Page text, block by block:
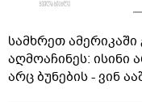
სამხრეთ
აღმოაჩინეს: ისინი
არც ბუნების - ვინ